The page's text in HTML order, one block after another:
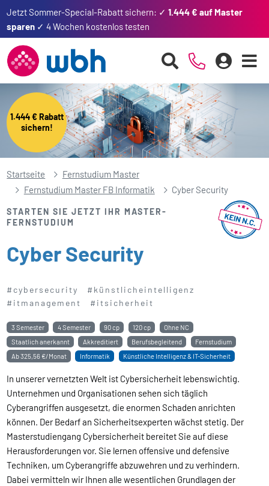
Jetzt Sommer-Special-Rabatt sichern: ✓1.444 € auf Master
sparen ✓ 4 Wochen kostenlos testen
1.444 € Rabatt
sichern!
Startseite
Fernstudium Master
Fernstudium Master FB Informatik
Cyber Security
STARTEN SIE JETZT IHR MASTER-
FERNSTUDIUM
Cyber Security
#cybersecurity
#künstlicheintelligenz
#itmanagement
#itsicherheit
3 Semester 4 Semester 90 cp 120 cp
Ohne NC
Staatlich anerkannt
Akkreditiert Berufsbegleitend
Fernstudium
Ab325,56 €/Monat Informatik Künstliche Intelligenz & IT-Sicherheit
In unserer vernetzten Welt ist Cybersicherheit lebenswichtig.
Unternehmen und Organisationen sehen sich täglich
Cyberangriffen ausgesetzt, die enormen Schaden anrichten
können. Der Bedarf an Sicherheitsexperten wächst stetig. Der
Masterstudiengang Cybersicherheit bereitet Sie auf diese
Herausforderungen vor. Sie lernen offensive und defensive
Techniken, um Cyberangriffe abzuwehren und zu verhindern.
Dabei vermitteln wir Ihnen alle wesentlichen Grundlagen der